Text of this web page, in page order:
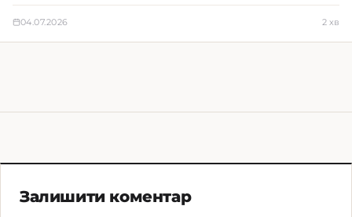
04.07.2026 2 хв
Залишити коментар